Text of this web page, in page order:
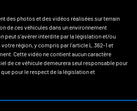
des photos et des vidéos réalisées sur terrain
de ces véhicules dans un environnement
peut s'avérer interdite par la législation et/ou
région, y compris par l'article L.362-1 et
Cette vidéo ne contient aucun caractère
de ce véhicule demeurera seul responsable pour
pour le respect de la législation et